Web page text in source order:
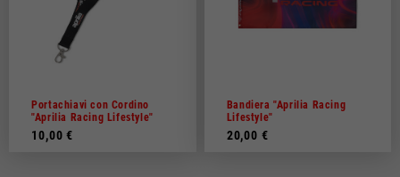
Portachiavi con Cordino
"Aprilia Racing Lifestyle"
10,00 €
Bandiera "Aprilia Racing
Lifestyle"
20,00 €